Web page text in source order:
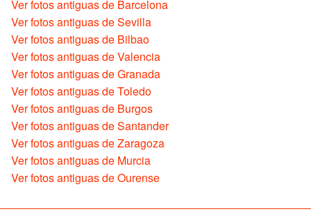
Ver fotos antiguas de Barcelona
Ver fotos antiguas de Sevilla
Ver fotos antiguas de Bilbao
Ver fotos antiguas de Valencia
Ver fotos antiguas de Granada
Ver fotos antiguas de Toledo
Ver fotos antiguas de Burgos
Ver fotos antiguas de Santander
Ver fotos antiguas de Zaragoza
Ver fotos antiguas de Murcia
Ver fotos antiguas de Ourense